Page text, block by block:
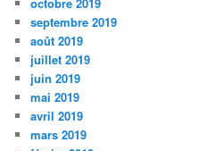
septembre 2019
août 2019
juillet 2019
juin 2019
mai 2019
avril 2019
mars 2019